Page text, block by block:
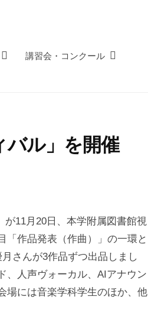
講習会・コンクール
バル」を開催
11月20日、本学附属図書館視
「作品発表（作曲）」の一環と
さんが3作品ずつ出品しまし
、人声ヴォーカル、AIアナウン
場には音楽学科学生のほか、他